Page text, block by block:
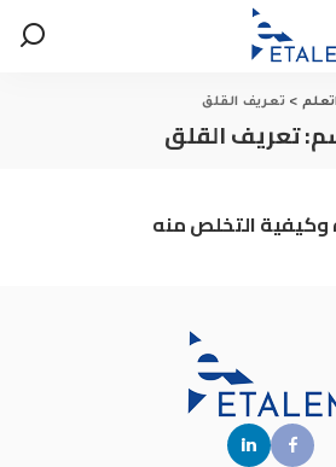
> تعريف القلق
تعريف القلق
وكيفية التخلص منه